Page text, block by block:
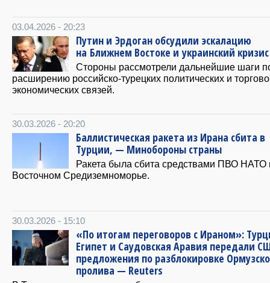
03.04.2026 - 20:23
Путин и Эрдоган обсудили эскалацию
на Ближнем Востоке и украинский кризис
Стороны рассмотрели дальнейшие шаги
расширению российско-турецких политических и
экономических связей.
30.03.2026 - 20:20
Баллистическая ракета из Ирана сбита в
Турции, — Минобороны страны
Ракета была сбита средствами ПВО НАТО
Восточном Средиземноморье.
30.03.2026 - 15:10
«По итогам переговоров с Ираном»:
Египет и Саудовская Аравия передали
предложения по разблокировке
пролива — Reuters